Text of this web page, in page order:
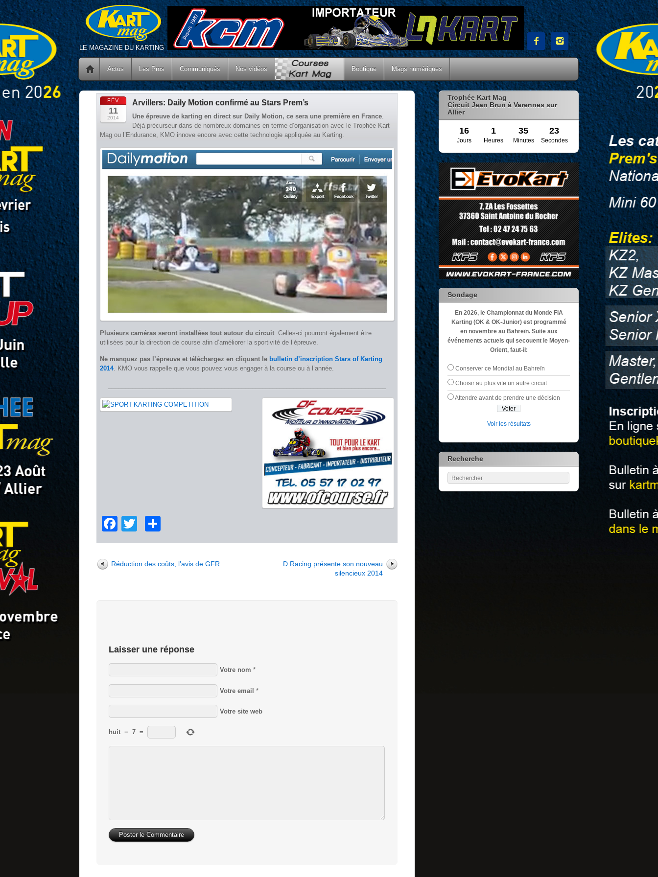
LE MAGAZINE DU KARTING
 
Actus Les Pros Communiqués Nos vidéos Boutique Mags numériques
FÉV
11
2014
Arvillers: Daily Motion confirmé au Stars Prem’s
Une épreuve de karting en direct sur Daily Motion, ce sera une première en France.
Déjà précurseur dans de nombreux domaines en terme d’organisation avec le Trophée Kart
Mag ou l’Endurance, KMO innove encore avec cette technologie appliquée au Karting.
Plusieurs caméras seront installées tout autour du circuit . Celles-ci pourront également être
utilisées pour la direction de course afin d’améliorer la sportivité de l’épreuve.
Ne manquez pas l’épreuve et téléchargez en cliquant le bulletin d’inscription Stars of Karting
2014. KMO vous rappelle que vous pouvez vous engager à la course ou à l’année.
Facebook
Twitter
Réduction des coûts, l’avis de GFR
D.Racing présente son nouveau
silencieux 2014
Laisser une réponse
Votre nom *
Votre email *
Votre site web
huit − 7 =
Trophée Kart Mag
Circuit Jean Brun à Varennes sur
Allier
16 1 35 22
Jours Heures Minutes Secondes
Sondage
En 2026, le Championnat du Monde FIA
Karting (OK & OK-Junior) est programmé
en novembre au Bahreïn. Suite aux
événements actuels qui secouent le Moyen-
Orient, faut-il:
Conserver ce Mondial au Bahreïn
Choisir au plus vite un autre circuit
Attendre avant de prendre une décision
Voir les résultats
Recherche